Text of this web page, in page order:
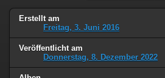
Erstellt am
Freitag, 3. Juni 2016
Veröffentlicht am
Donnerstag, 8. Dezember 2022